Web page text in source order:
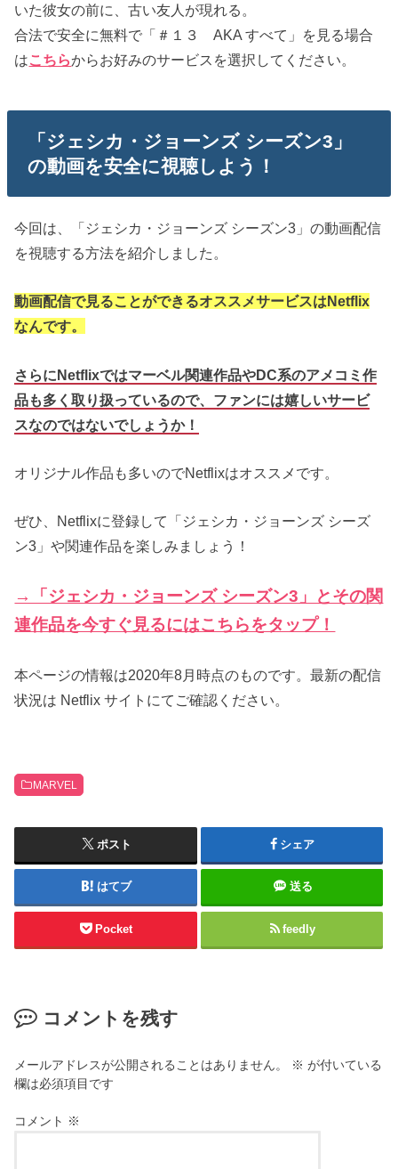
いた彼女の前に、古い友人が現れる。
合法で安全に無料で「＃１３ AKA すべて」を見る場合
はこちらからお好みのサービスを選択してください。
「ジェシカ・ジョーンズ シーズン3」
の動画を安全に視聴しよう！
今回は、「ジェシカ・ジョーンズ シーズン3」の動画配信
を視聴する方法を紹介しました。
動画配信で見ることができるオススメサービスはNetflix
なんです。
さらにNetflixではマーベル関連作品やDC系のアメコミ作
品も多く取り扱っているので、ファンには嬉しいサービ
スなのではないでしょうか！
オリジナル作品も多いのでNetflixはオススメです。
ぜひ、Netflixに登録して「ジェシカ・ジョーンズ シーズ
ン3」や関連作品を楽しみましょう！
→「ジェシカ・ジョーンズ シーズン3」とその関
連作品を今すぐ見るにはこちらをタップ！
本ページの情報は2020年8月時点のものです。最新の配信
状況は Netflix サイトにてご確認ください。
MARVEL
ポスト シェア
はてブ 送る
Pocket feedly
コメントを残す
メールアドレスが公開されることはありません。 ※ が付いている
欄は必須項目です
コメント ※